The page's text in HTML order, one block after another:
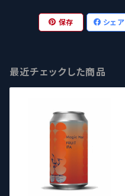
保存 シェア
最近チェックした商品